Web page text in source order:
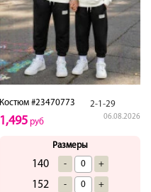
Костюм #23470773 2-1-29
06.08.2026
1,495 руб
Размеры
140 - +
152 - +